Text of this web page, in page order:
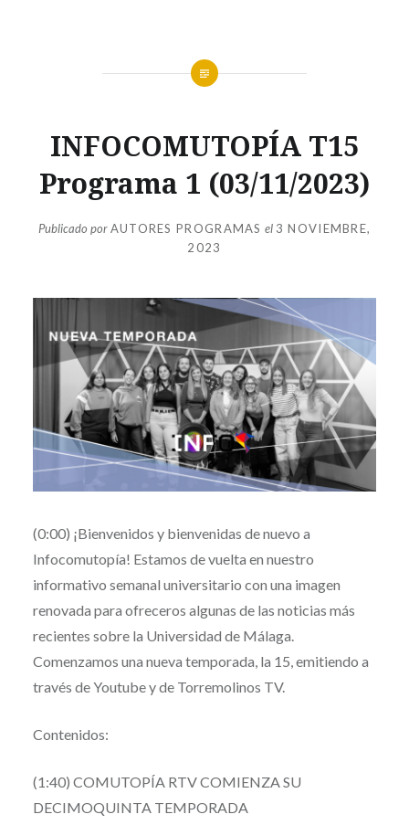
INFOCOMUTOPÍA
T15,
CATEGORÍA
INFOCOMUTOPÍA T15
Programa 1 (03/11/2023)
Publicado porAUTORES PROGRAMAS el 3 NOVIEMBRE,
2023
(0:00) ¡Bienvenidos y bienvenidas de nuevo a
Infocomutopía! Estamos de vuelta en nuestro
informativo semanal universitario con una imagen
renovada para ofreceros algunas de las noticias más
recientes sobre la Universidad de Málaga.
Comenzamos una nueva temporada, la 15, emitiendo a
través de Youtube y de Torremolinos TV.
Contenidos:
(1:40) COMUTOPÍA RTV COMIENZA SU
DECIMOQUINTA TEMPORADA